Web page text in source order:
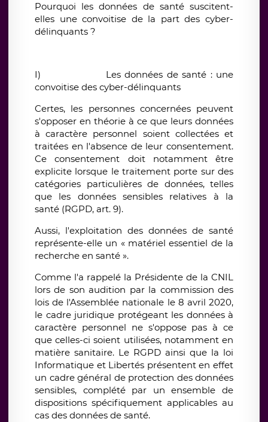
Pourquoi les données de santé suscitent-
elles une convoitise de la part des cyber-
délinquants ?
I)
Les données de santé : une
convoitise des cyber-délinquants
Certes, les personnes concernées peuvent
s'opposer en théorie à ce que leurs données
à caractère personnel soient collectées et
traitées en l'absence de leur consentement.
Ce consentement doit notamment être
explicite lorsque le traitement porte sur des
catégories particulières de données, telles
que les données sensibles relatives à la
santé (RGPD, art. 9).
Aussi, l'exploitation des données de santé
représente-elle un « matériel essentiel de la
recherche en santé ».
Comme l'a rappelé la Présidente de la CNIL
lors de son audition par la commission des
lois de l'Assemblée nationale le 8 avril 2020,
le cadre juridique protégeant les données à
caractère personnel ne s'oppose pas à ce
que celles-ci soient utilisées, notamment en
matière sanitaire. Le RGPD ainsi que la loi
Informatique et Libertés présentent en effet
un cadre général de protection des données
sensibles, complété par un ensemble de
dispositions spécifiquement applicables au
cas des données de santé.